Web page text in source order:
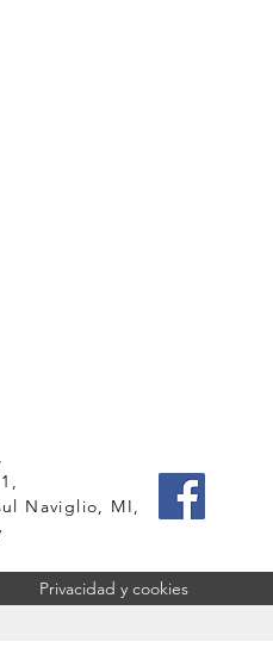
Naviglio, MI,
Privacidad y cookies